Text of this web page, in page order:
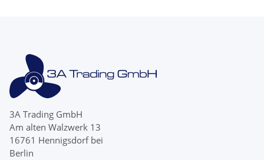
3A Trading GmbH
Am alten Walzwerk 13
16761 Hennigsdorf bei
Berlin